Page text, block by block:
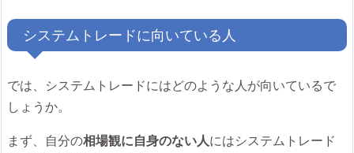
システムトレードに向いている人
では、システムトレードにはどのような人が向いているで
しょうか。
まず、自分の相場観に自身のない人にはシステムトレード